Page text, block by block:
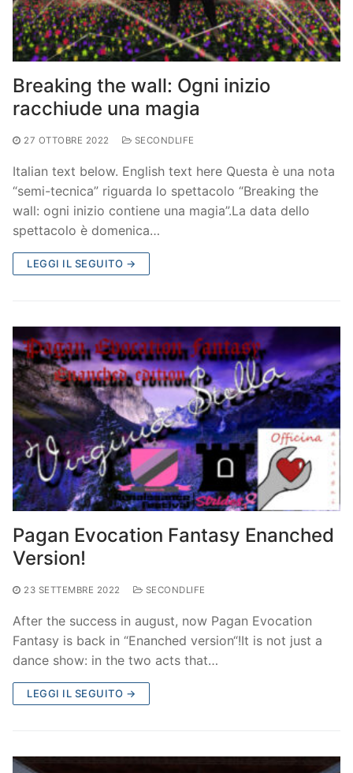
Breaking the wall: Ogni inizio
racchiude una magia
27 OTTOBRE 2022 SECONDLIFE
Italian text below. English text here Questa è una nota
“semi-tecnica” riguarda lo spettacolo “Breaking the
wall: ogni inizio contiene una magia”.La data dello
spettacolo è domenica…
LEGGI IL SEGUITO →
Pagan Evocation Fantasy Enanched
Version!
23 SETTEMBRE 2022 SECONDLIFE
After the success in august, now Pagan Evocation
Fantasy is back in “Enanched version“!It is not just a
dance show: in the two acts that…
LEGGI IL SEGUITO →